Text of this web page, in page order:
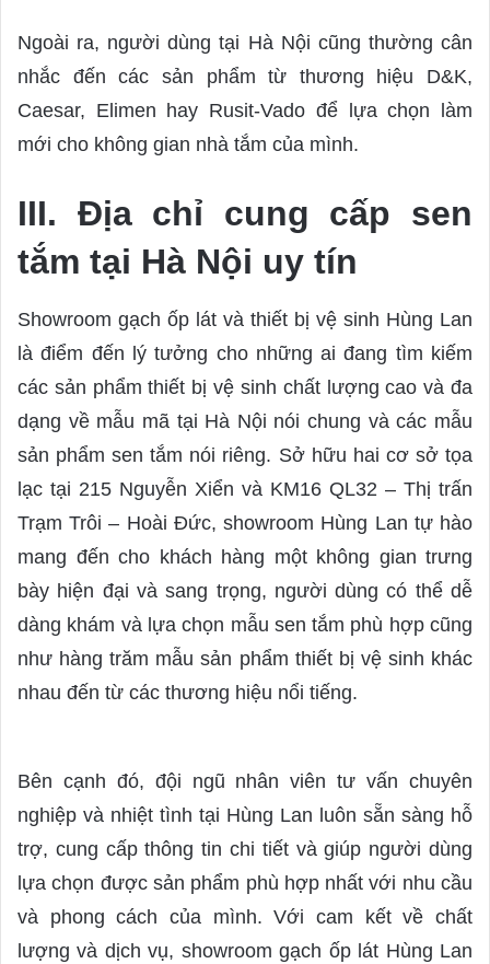
Ngoài ra, người dùng tại Hà Nội cũng thường cân
nhắc đến các sản phẩm từ thương hiệu D&K,
Caesar, Elimen hay Rusit-Vado để lựa chọn làm
mới cho không gian nhà tắm của mình.
III. Địa chỉ cung cấp sen
tắm tại Hà Nội uy tín
Showroom gạch ốp lát và thiết bị vệ sinh Hùng Lan
là điểm đến lý tưởng cho những ai đang tìm kiếm
các sản phẩm thiết bị vệ sinh chất lượng cao và đa
dạng về mẫu mã tại Hà Nội nói chung và các mẫu
sản phẩm sen tắm nói riêng. Sở hữu hai cơ sở tọa
lạc tại 215 Nguyễn Xiển và KM16 QL32 – Thị trấn
Trạm Trôi – Hoài Đức, showroom Hùng Lan tự hào
mang đến cho khách hàng một không gian trưng
bày hiện đại và sang trọng, người dùng có thể dễ
dàng khám và lựa chọn mẫu sen tắm phù hợp cũng
như hàng trăm mẫu sản phẩm thiết bị vệ sinh khác
nhau đến từ các thương hiệu nổi tiếng.
Bên cạnh đó, đội ngũ nhân viên tư vấn chuyên
nghiệp và nhiệt tình tại Hùng Lan luôn sẵn sàng hỗ
trợ, cung cấp thông tin chi tiết và giúp người dùng
lựa chọn được sản phẩm phù hợp nhất với nhu cầu
và phong cách của mình. Với cam kết về chất
lượng và dịch vụ, showroom gạch ốp lát Hùng Lan